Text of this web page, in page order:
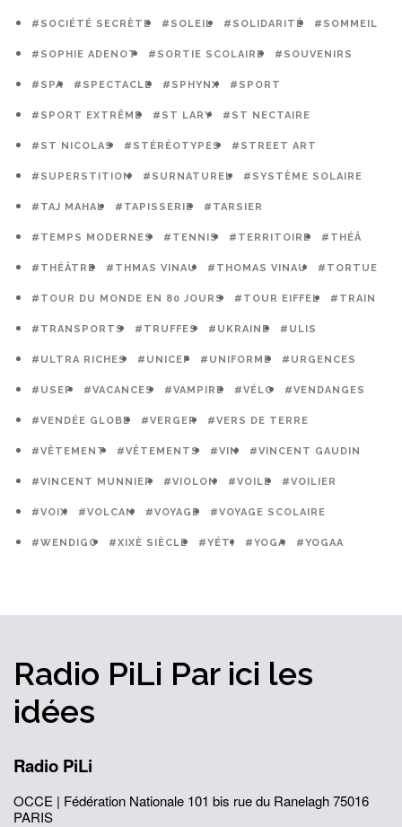
#SOCIÉTÉ SECRÈTE #SOLEIL #SOLIDARITÉ #SOMMEIL
#SOPHIE ADENOT #SORTIE SCOLAIRE #SOUVENIRS
#SPA #SPECTACLE #SPHYNX #SPORT
#SPORT EXTRÊME #ST LARY #ST NECTAIRE
#ST NICOLAS #STÉRÉOTYPES #STREET ART
#SUPERSTITION #SURNATUREL #SYSTÈME SOLAIRE
#TAJ MAHAL #TAPISSERIE #TARSIER
#TEMPS MODERNES #TENNIS #TERRITOIRE #THÉÂ
#THÉÂTRE #THMAS VINAU #THOMAS VINAU #TORTUE
#TOUR DU MONDE EN 80 JOURS #TOUR EIFFEL #TRAIN
#TRANSPORTS #TRUFFES #UKRAINE #ULIS
#ULTRA RICHES #UNICEF #UNIFORME #URGENCES
#USEP #VACANCES #VAMPIRE #VÉLO #VENDANGES
#VENDÉE GLOBE #VERGER #VERS DE TERRE
#VÊTEMENT #VÊTEMENTS #VIN #VINCENT GAUDIN
#VINCENT MUNNIER #VIOLON #VOILE #VOILIER
#VOIX #VOLCAN #VOYAGE #VOYAGE SCOLAIRE
#WENDIGO #XIXÈ SIÈCLE #YÉTI #YOGA #YOGAA
Radio PiLi Par ici les
idées
Radio PiLi
OCCE | Fédération Nationale 101 bis rue du Ranelagh75016
PARIS